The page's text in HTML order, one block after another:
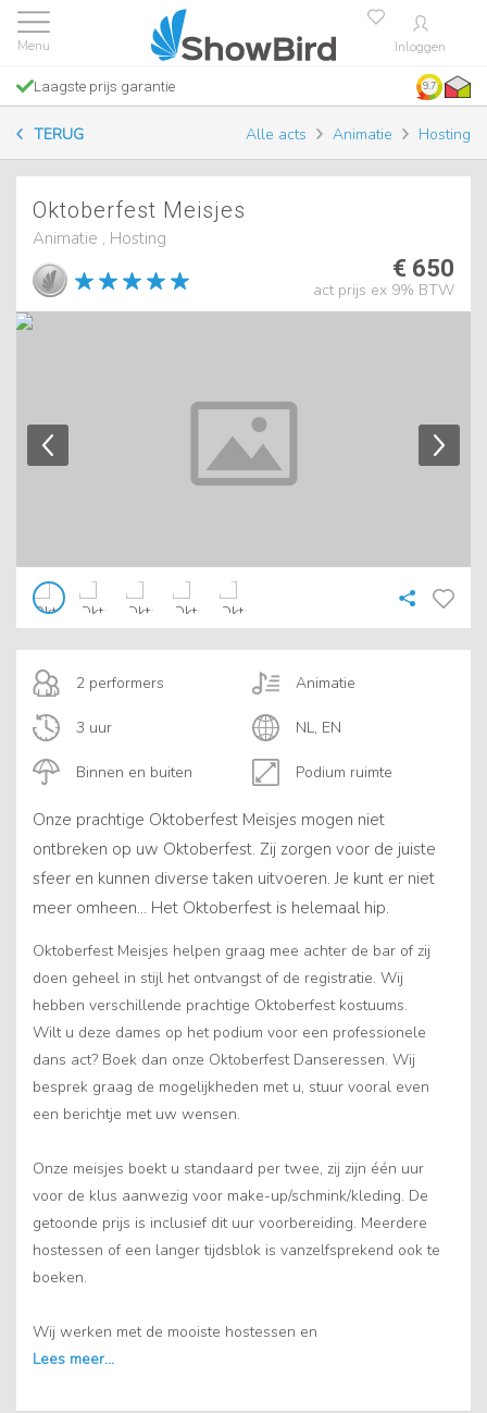
Inloggen
Laagste prijs garantie 9.7
TERUG Alle acts Animatie Hosting
Oktoberfest Meisjes
Animatie , Hosting
€ 650
act prijs ex 9% BTW
2 performers
Binnen en buiten
Animatie
3 uur
Podium ruimte
NL, EN
Onze prachtige Oktoberfest Meisjes mogen niet
ontbreken op uw Oktoberfest. Zij zorgen voor de juiste
sfeer en kunnen diverse taken uitvoeren. Je kunt er niet
meer omheen... Het Oktoberfest is helemaal hip.
Oktoberfest Meisjes helpen graag mee achter de bar of zij
doen geheel in stijl het ontvangst of de registratie. Wij
hebben verschillende prachtige Oktoberfest kostuums.
Wilt u deze dames op het podium voor een professionele
dans act? Boek dan onze Oktoberfest Danseressen. Wij
besprek graag de mogelijkheden met u, stuur vooral even
een berichtje met uw wensen.
Onze meisjes boekt u standaard per twee, zij zijn één uur
voor de klus aanwezig voor make-up/schmink/kleding. De
getoonde prijs is inclusief dit uur voorbereiding. Meerdere
hostessen of een langer tijdsblok is vanzelfsprekend ook te
boeken.
Wij werken met de mooiste hostessen en